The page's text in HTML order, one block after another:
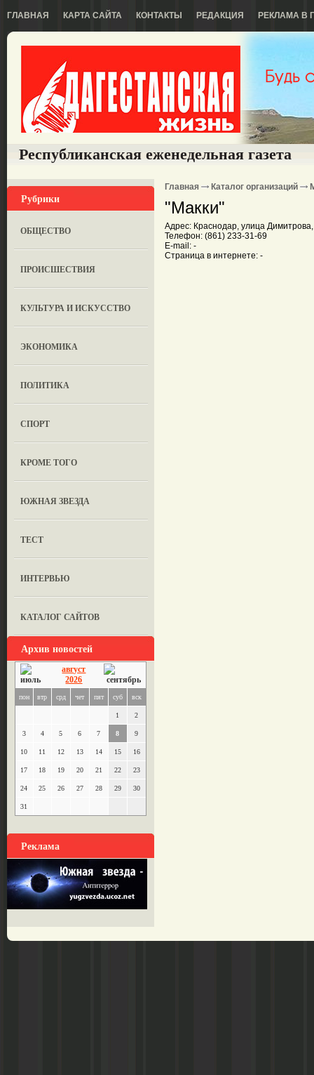
ГЛАВНАЯ КАРТА САЙТА КОНТАКТЫ РЕДАКЦИЯ РЕКЛАМА В
Республиканская еженедельная газета
Рубрики
ОБЩЕСТВО
ПРОИСШЕСТВИЯ
КУЛЬТУРА И ИСКУССТВО
ЭКОНОМИКА
ПОЛИТИКА
СПОРТ
КРОМЕ ТОГО
ЮЖНАЯ ЗВЕЗДА
ТЕСТ
ИНТЕРВЬЮ
КАТАЛОГ САЙТОВ
Архив новостей
август
2026
пон втр срд чет пят суб вск
1 2
3 4 5 6 7 8 9
10 11 12 13 14 15 16
17 18 19 20 21 22 23
24 25 26 27 28 29 30
31
Реклама
Главная Каталог организаций
"Макки"
Адрес: Краснодар, улица
Телефон: (861) 233-31-69
E-mail: -
Страница в интернете: -